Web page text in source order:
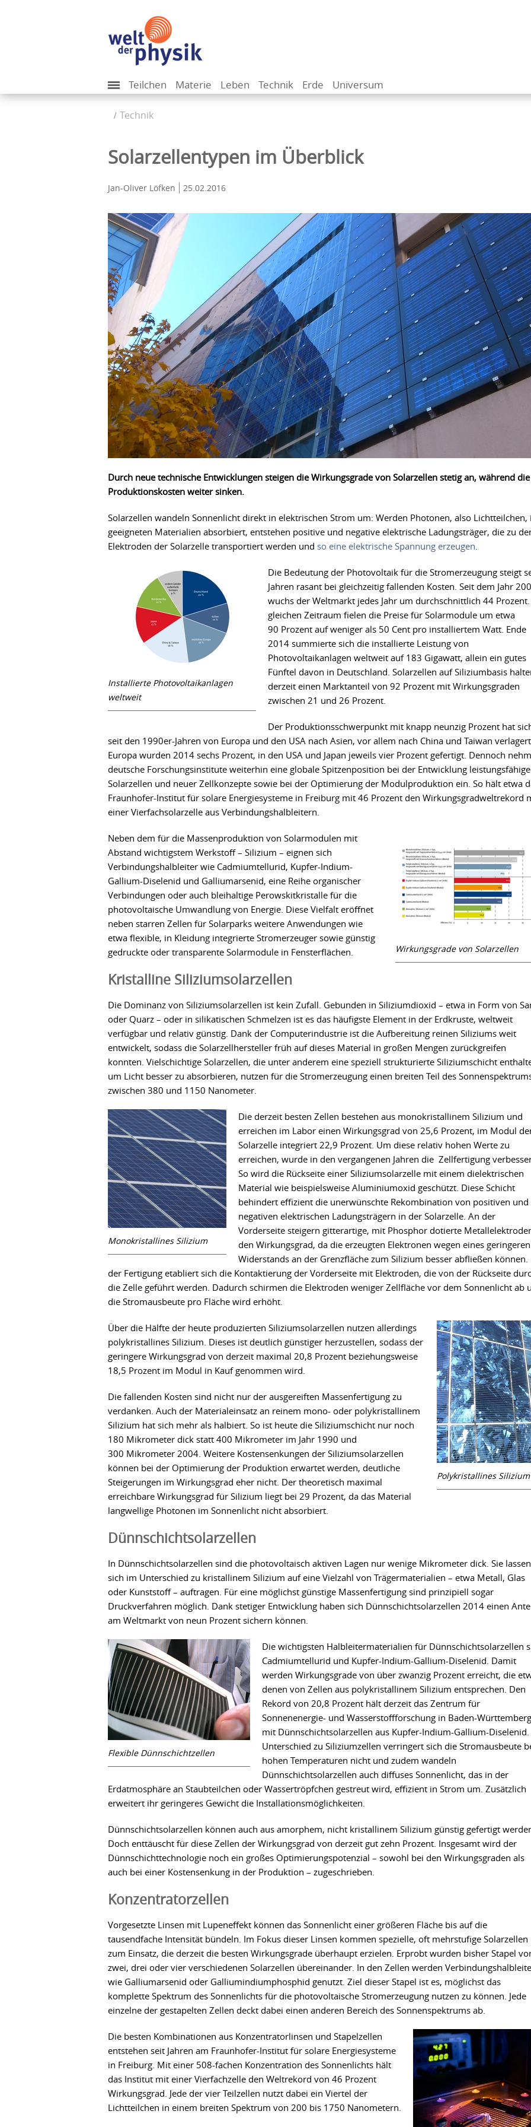
Teilchen Materie Leben Technik Erde Universum
Technik
Solarzellentypen im Überblick
Jan-Oliver Löfken 25.02.2016
Durch neue technische Entwicklungen steigen die Wirkungsgrade von Solarzellen stetig an, während die
Produktionskosten weitersinken.
Solarzellen wandeln Sonnenlicht direkt in elektrischen Strom um: Werden Photonen, also Lichtteilchen,
geeigneten Materialien absorbiert, entstehen positive und negative elektrische Ladungsträger, die zu
Elektroden der Solarzelle transportiert werden und so eine elektrische Spannung erzeugen.
Installierte Photovoltaikanlagen
weltweit
Die Bedeutung der Photovoltaik für die Stromerzeugung steigt
Jahren rasant bei gleichzeitig fallenden Kosten. Seit dem Jahr
wuchs der Weltmarkt jedes Jahr um durchschnittlich 44
gleichen Zeitraum fielen die Preise für Solarmodule um etwa
90 Prozent auf weniger als 50 Cent pro installiertem Watt. Ende
2014 summierte sich die installierte Leistung von
Photovoltaikanlagen weltweit auf 183 Gigawatt, allein ein gutes
Fünftel davon in Deutschland. Solarzellen auf Siliziumbasis
derzeit einen Marktanteil von 92 Prozent mit Wirkungsgraden
zwischen 21 und 26 Prozent.
Der Produktionsschwerpunkt mit knapp neunzig Prozent hat
seit den 1990er-Jahren von Europa und den USA nach Asien, vor allem nach China und Taiwan
Europa wurden 2014 sechs Prozent, in den USA und Japan jeweils vier Prozent gefertigt. Dennoch
deutsche Forschungsinstitute weiterhin eine globale Spitzenposition bei der Entwicklung
Solarzellen und neuer Zellkonzepte sowie bei der Optimierung der Modulproduktion ein. So hält etwa
Fraunhofer-Institut für solare Energiesysteme in Freiburg mit 46 Prozent den Wirkungsgradweltrekord
einer Vierfachsolarzelle aus Verbindungshalbleitern.
Wirkungsgrade von Solarzellen
Neben dem für die Massenproduktion von Solarmodulen mit
Abstand wichtigstem Werkstoff – Silizium – eignen sich
Verbindungshalbleiter wie Cadmiumtellurid, Kupfer-Indium-
Gallium-Diselenid und Galliumarsenid, eine Reihe organischer
Verbindungen oder auch bleihaltige Perowskitkristalle für die
photovoltaische Umwandlung von Energie. Diese Vielfalt eröffnet
neben starren Zellen für Solarparks weitere Anwendungen wie
etwa flexible, in Kleidung integrierte Stromerzeuger sowie günstig
gedruckte oder transparente Solarmodule in Fensterflächen.
Kristalline Siliziumsolarzellen
Die Dominanz von Siliziumsolarzellen ist kein Zufall. Gebunden in Siliziumdioxid – etwa in Form von
oder Quarz – oder in silikatischen Schmelzen ist es das häufigste Element in der Erdkruste, weltweit
verfügbar und relativ günstig. Dank der Computerindustrie ist die Aufbereitung reinen Siliziums weit
entwickelt, sodass die Solarzellhersteller früh auf dieses Material in großen Mengen zurückgreifen
konnten. Vielschichtige Solarzellen, die unter anderem eine speziell strukturierte Siliziumschicht
um Licht besser zu absorbieren, nutzen für die Stromerzeugung einen breiten Teil des
zwischen 380 und 1150 Nanometer.
Monokristallines Silizium
Die derzeit besten Zellen bestehen aus monokristallinem Silizium und
erreichen im Labor einen Wirkungsgrad von 25,6 Prozent, im Modul
Solarzelle integriert 22,9 Prozent. Um diese relativ hohen Werte zu
erreichen, wurde in den vergangenen Jahren die Zellfertigung
So wird die Rückseite einer Siliziumsolarzelle mit einem dielektrischen
Material wie beispielsweise Aluminiumoxid geschützt. Diese Schicht
behindert effizient die unerwünschte Rekombination von positiven und
negativen elektrischen Ladungsträgern in der Solarzelle. An der
Vorderseite steigern gitterartige, mit Phosphor dotierte
den Wirkungsgrad, da die erzeugten Elektronen wegen eines geringeren
Widerstands an der Grenzfläche zum Silizium besser abfließen können.
der Fertigung etabliert sich die Kontaktierung der Vorderseite mit Elektroden, die von der Rückseite
die Zelle geführt werden. Dadurch schirmen die Elektroden weniger Zellfläche vor dem Sonnenlicht ab
die Stromausbeute pro Fläche wird erhöht.
Polykristallines Silizium
Über die Hälfte der heute produzierten Siliziumsolarzellen nutzen allerdings
polykristallines Silizium. Dieses ist deutlich günstiger herzustellen, sodass der
geringere Wirkungsgrad von derzeit maximal 20,8 Prozent beziehungsweise
18,5 Prozent im Modul in Kauf genommen wird.
Die fallenden Kosten sind nicht nur der ausgereiften Massenfertigung zu
verdanken. Auch der Materialeinsatz an reinem mono- oder polykristallinem
Silizium hat sich mehr als halbiert. So ist heute die Siliziumschicht nur noch
180 Mikrometer dick statt 400 Mikrometer im Jahr 1990 und
300 Mikrometer 2004. Weitere Kostensenkungen der Siliziumsolarzellen
können bei der Optimierung der Produktion erwartet werden, deutliche
Steigerungen im Wirkungsgrad eher nicht. Der theoretisch maximal
erreichbare Wirkungsgrad für Silizium liegt bei 29 Prozent, da das Material
langwellige Photonen im Sonnenlicht nicht absorbiert.
Dünnschichtsolarzellen
In Dünnschichtsolarzellen sind die photovoltaisch aktiven Lagen nur wenige Mikrometer dick. Sie lassen
sich im Unterschied zu kristallinem Silizium auf eine Vielzahl von Trägermaterialien – etwa Metall, Glas
oder Kunststoff – auftragen. Für eine möglichst günstige Massenfertigung sind prinzipiell sogar
Druckverfahren möglich. Dank stetiger Entwicklung haben sich Dünnschichtsolarzellen 2014 einen
am Weltmarkt von neun Prozent sichern können.
Flexible Dünnschichtzellen
Die wichtigsten Halbleitermaterialien für Dünnschichtsolarzellen
Cadmiumtellurid und Kupfer-Indium-Gallium-Diselenid. Damit
werden Wirkungsgrade von über zwanzig Prozent erreicht, die
denen von Zellen aus polykristallinem Silizium entsprechen. Den
Rekord von 20,8 Prozent hält derzeit das Zentrum für
Sonnenenergie- und Wasserstoffforschung in Baden-Württemberg
mit Dünnschichtsolarzellen aus Kupfer-Indium-Gallium-
Unterschied zu Siliziumzellen verringert sich die Stromausbeute
hohen Temperaturen nicht und zudem wandeln
Dünnschichtsolarzellen auch diffuses Sonnenlicht, das in der
Erdatmosphäre an Staubteilchen oder Wassertröpfchen gestreut wird, effizient in Strom um. Zusätzlich
erweitert ihr geringeres Gewicht die Installationsmöglichkeiten.
Dünnschichtsolarzellen können auch aus amorphem, nicht kristallinem Silizium günstig gefertigt
Doch enttäuscht für diese Zellen der Wirkungsgrad von derzeit gut zehn Prozent. Insgesamt wird der
Dünnschichttechnologie noch ein großes Optimierungspotenzial – sowohl bei den Wirkungsgraden als
auch bei einer Kostensenkung in der Produktion – zugeschrieben.
Konzentratorzellen
Vorgesetzte Linsen mit Lupeneffekt können das Sonnenlicht einer größeren Fläche bis auf die
tausendfache Intensität bündeln. Im Fokus dieser Linsen kommen spezielle, oft mehrstufige Solarzellen
zum Einsatz, die derzeit die besten Wirkungsgrade überhaupt erzielen. Erprobt wurden bisher Stapel
zwei, drei oder vier verschiedenen Solarzellen übereinander. In den Zellen werden
wie Galliumarsenid oder Galliumindiumphosphid genutzt. Ziel dieser Stapel ist es, möglichst das
komplette Spektrum des Sonnenlichts für die photovoltaische Stromerzeugung nutzen zu können. Jede
einzelne der gestapelten Zellen deckt dabei einen anderen Bereich des Sonnenspektrums ab.
Die besten Kombinationen aus Konzentratorlinsen und Stapelzellen
entstehen seit Jahren am Fraunhofer-Institut für solare Energiesysteme
in Freiburg. Mit einer 508-fachen Konzentration des Sonnenlichts hält
das Institut mit einer Vierfachzelle den Weltrekord von 46 Prozent
Wirkungsgrad. Jede der vier Teilzellen nutzt dabei ein Viertel der
Lichtteilchen in einem breiten Spektrum von 200 bis 1750 Nanometern.